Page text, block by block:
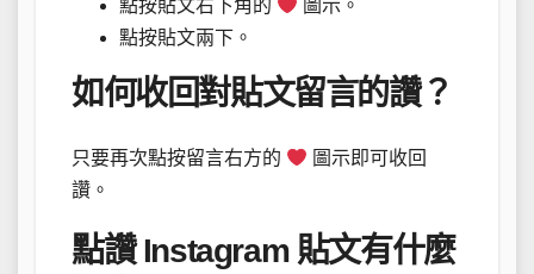
點按貼文右下角的
圖示。
點按貼文兩下。
如何收回對貼文留言的讚？
只要再次點按留言右方的
圖示即可收回
讚。
點讚 Instagram 貼文有什麼